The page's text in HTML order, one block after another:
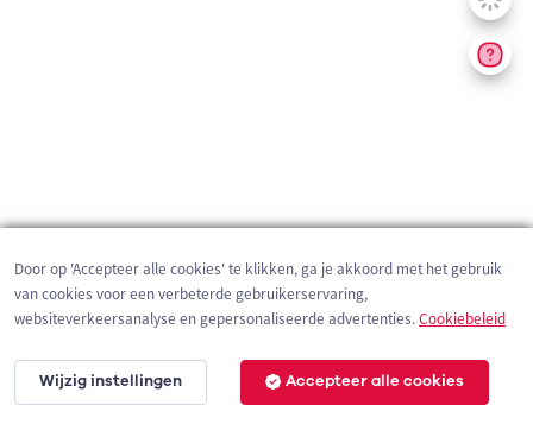
200 m
Door op 'Accepteer alle cookies' te klikken, ga je akkoord met het gebruik
van cookies voor een verbeterde gebruikerservaring,
websiteverkeersanalyse en gepersonaliseerde advertenties.Cookiebeleid
Wijzig instellingen Accepteer alle cookies